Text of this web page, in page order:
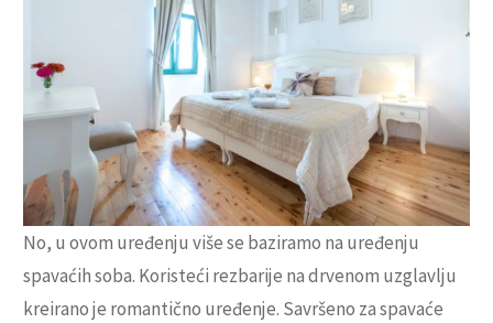
No, u ovom uređenju više se baziramo na uređenju
spavaćih soba. Koristeći rezbarije na drvenom uzglavlju
kreirano je romantično uređenje. Savršeno za spavaće